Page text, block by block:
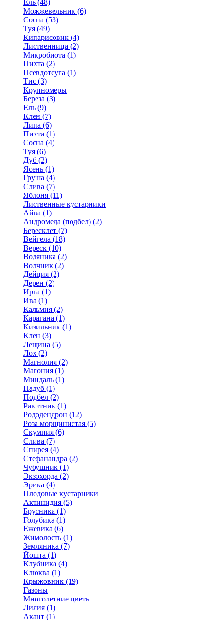
Ель (48)
Можжевельник (6)
Сосна (53)
Туя (49)
Кипарисовик (4)
Лиственница (2)
Микробиота (1)
Пихта (2)
Псевдотсуга (1)
Тис (3)
Крупномеры
Береза (3)
Ель (9)
Клен (7)
Липа (6)
Пихта (1)
Сосна (4)
Туя (6)
Дуб (2)
Ясень (1)
Груша (4)
Слива (7)
Яблоня (11)
Лиственные кустарники
Айва (1)
Андромеда (подбел) (2)
Бересклет (7)
Вейгела (18)
Вереск (10)
Водяника (2)
Волчник (2)
Дейция (2)
Дерен (2)
Ирга (1)
Ива (1)
Кальмия (2)
Карагана (1)
Кизильник (1)
Клен (3)
Лещина (5)
Лох (2)
Магнолия (2)
Магония (1)
Миндаль (1)
Падуб (1)
Подбел (2)
Ракитник (1)
Рододендрон (12)
Роза морщинистая (5)
Скумпия (6)
Слива (7)
Спирея (4)
Стефанандра (2)
Чубушник (1)
Экзохорда (2)
Эрика (4)
Плодовые кустарники
Актинидия (5)
Брусника (1)
Голубика (1)
Ежевика (6)
Жимолость (1)
Земляника (7)
Йошта (1)
Клубника (4)
Клюква (1)
Крыжовник (19)
Газоны
Многолетние цветы
Лилия (1)
Акант (1)